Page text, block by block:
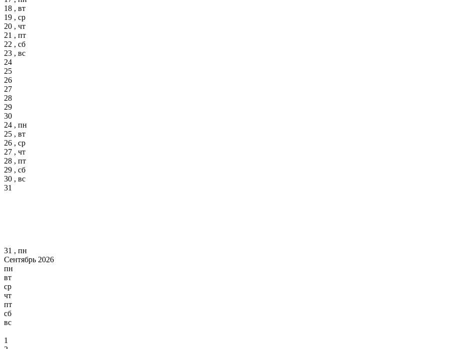
18 , вт
19 , ср
20 , чт
21 , пт
22 , сб
23 , вс
24
25
26
27
28
29
30
24 , пн
25 , вт
26 , ср
27 , чт
28 , пт
29 , сб
30 , вс
31
31 , пн
Сентябрь 2026
пн
вт
ср
чт
пт
сб
вс
1